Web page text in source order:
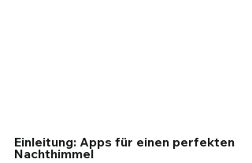
Einleitung: Apps für einen perfekten
Nachthimmel